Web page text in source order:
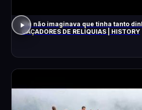
Ele não imaginava que tinha tanto
CAÇADORES DE RELÍQUIAS | HISTORY